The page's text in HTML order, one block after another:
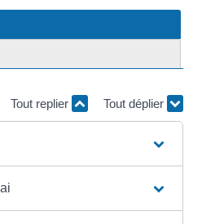
Tout replier Tout déplier